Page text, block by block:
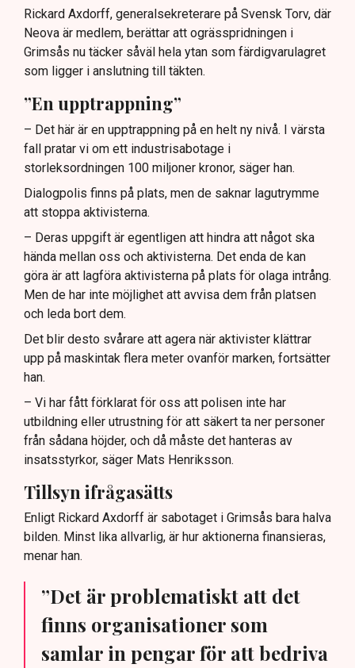
Rickard Axdorff, generalsekreterare på Svensk Torv, där
Neova är medlem, berättar att ogrässpridningen i
Grimsås nu täcker såväl hela ytan som färdigvarulagret
som ligger i anslutning till täkten.
”En upptrappning”
– Det här är en upptrappning på en helt ny nivå. I värsta
fall pratar vi om ett industrisabotage i
storleksordningen 100 miljoner kronor, säger han.
Dialogpolis finns på plats, men de saknar lagutrymme
att stoppa aktivisterna.
– Deras uppgift är egentligen att hindra att något ska
hända mellan oss och aktivisterna. Det enda de kan
göra är att lagföra aktivisterna på plats för olaga intrång.
Men de har inte möjlighet att avvisa dem från platsen
och leda bort dem.
Det blir desto svårare att agera när aktivister klättrar
upp på maskintak flera meter ovanför marken, fortsätter
han.
– Vi har fått förklarat för oss att polisen inte har
utbildning eller utrustning för att säkert ta ner personer
från sådana höjder, och då måste det hanteras av
insatsstyrkor, säger Mats Henriksson.
Tillsyn ifrågasätts
Enligt Rickard Axdorff är sabotaget i Grimsås bara halva
bilden. Minst lika allvarlig, är hur aktionerna finansieras,
menar han.
”Det är problematiskt att det
finns organisationer som
samlar in pengar för att bedriva